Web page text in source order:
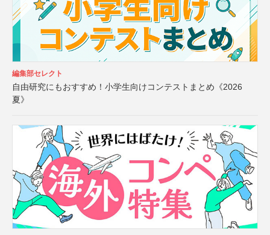
編集部セレクト
自由研究にもおすすめ！小学生向けコンテストまとめ《2026
夏》